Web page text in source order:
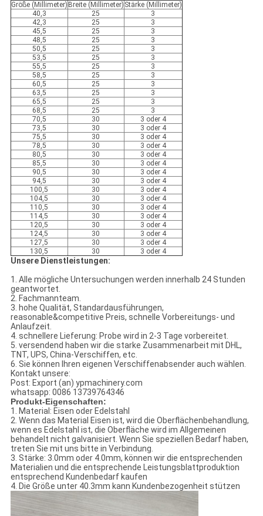
Größe (Millimeter) Breite (Millimeter) Stärke (Millimeter)
40,3
25
3
42,3
25
3
45,5
25
3
48,5
25
3
50,5
25
3
53,5
25
3
55,5
25
3
58,5
25
3
60,5
25
3
63,5
25
3
65,5
25
3
68,5
25
3
70,5
30
3 oder 4
73,5
30
3 oder 4
75,5
30
3 oder 4
78,5
30
3 oder 4
80,5
30
3 oder 4
85,5
30
3 oder 4
90,5
30
3 oder 4
94,5
30
3 oder 4
100,5
30
3 oder 4
104,5
30
3 oder 4
110,5
30
3 oder 4
114,5
30
3 oder 4
120,5
30
3 oder 4
124,5
30
3 oder 4
127,5
30
3 oder 4
130,5
30 3 oder 4
Unsere Dienstleistungen:
1. Alle mögliche Untersuchungen werden innerhalb 24 Stunden
geantwortet.
2. Fachmannteam.
3. hohe Qualität, Standardausführungen,
reasonable&competitive Preis, schnelle Vorbereitungs- und
Anlaufzeit.
4. schnellere Lieferung: Probe wird in 2-3 Tage vorbereitet.
5. versendend haben wir die starke Zusammenarbeit mit DHL,
TNT, UPS, China-Verschiffen, etc.
6. Sie können Ihren eigenen Verschiffenabsender auch wählen.
Kontakt unsere:
Post: Export (an) ypmachinery.com
whatsapp: 0086 13739764346
Produkt-Eigenschaften:
1. Material: Eisen oder Edelstahl
2. Wenn das Material Eisen ist, wird die Oberflächenbehandlung,
wenn es Edelstahl ist, die Oberfläche wird im Allgemeinen
behandelt nicht galvanisiert. Wenn Sie speziellen Bedarf haben,
treten Sie mit uns bitte in Verbindung.
3. Stärke: 3.0mm oder 4.0mm, können wir die entsprechenden
Materialien und die entsprechende Leistungsblattproduktion
entsprechend Kundenbedarf kaufen
4. Die Größe unter 40.3mm kann Kundenbezogenheit stützen